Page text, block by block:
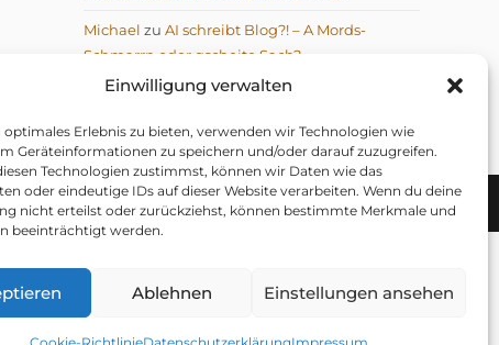
Einwilligung verwalten
optimales Erlebnis zu bieten, verwenden wir Technologien wie
Geräteinformationen zu speichern und/oder darauf zuzugreifen.
Technologien zustimmst, können wir Daten wie das
oder eindeutige IDs auf dieser Website verarbeiten. Wenn du deine
nicht erteilst oder zurückziehst, können bestimmte Merkmale und
beeinträchtigt werden.
Ablehnen Einstellungen ansehen
Michael zu AI schreibt Blog?! – A Mords-
Schmarrn oder gscheite Sach?
TELEGRAM DATENSCHUTZERKLÄRUNG
&
Weltall).